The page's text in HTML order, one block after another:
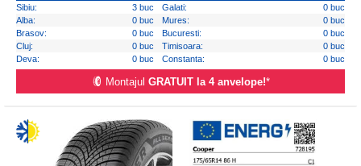
Sibiu: 3 buc Galati:
0 buc
Alba:
0 buc Mures:
0 buc
Brasov:
0 buc Bucuresti:
0 buc
Cluj:
0 buc Timisoara:
0 buc
Deva:
0 buc Constanta: 0 buc
Montajul GRATUIT la 4 anvelope!*